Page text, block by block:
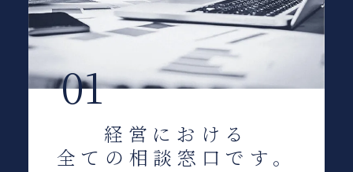
01
経営における
全ての相談窓口です。